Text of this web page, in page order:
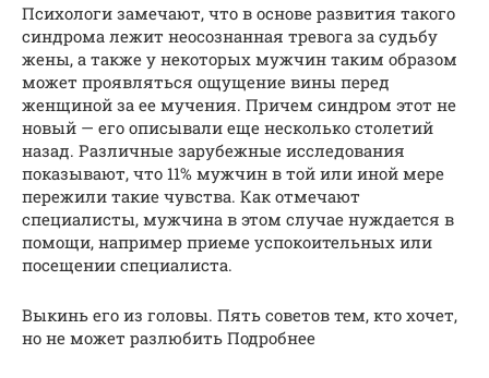
Психологи замечают, что в основе развития такого
синдрома лежит неосознанная тревога за судьбу
жены, а также у некоторых мужчин таким образом
может проявляться ощущение вины перед
женщиной за ее мучения. Причем синдром этот не
новый — его описывали еще несколько столетий
назад. Различные зарубежные исследования
показывают, что 11% мужчин в той или иной мере
пережили такие чувства. Как отмечают
специалисты, мужчина в этом случае нуждается в
помощи, например приеме успокоительных или
посещении специалиста.
Выкинь его из головы. Пять советов тем, кто хочет,
но не может разлюбить Подробнее